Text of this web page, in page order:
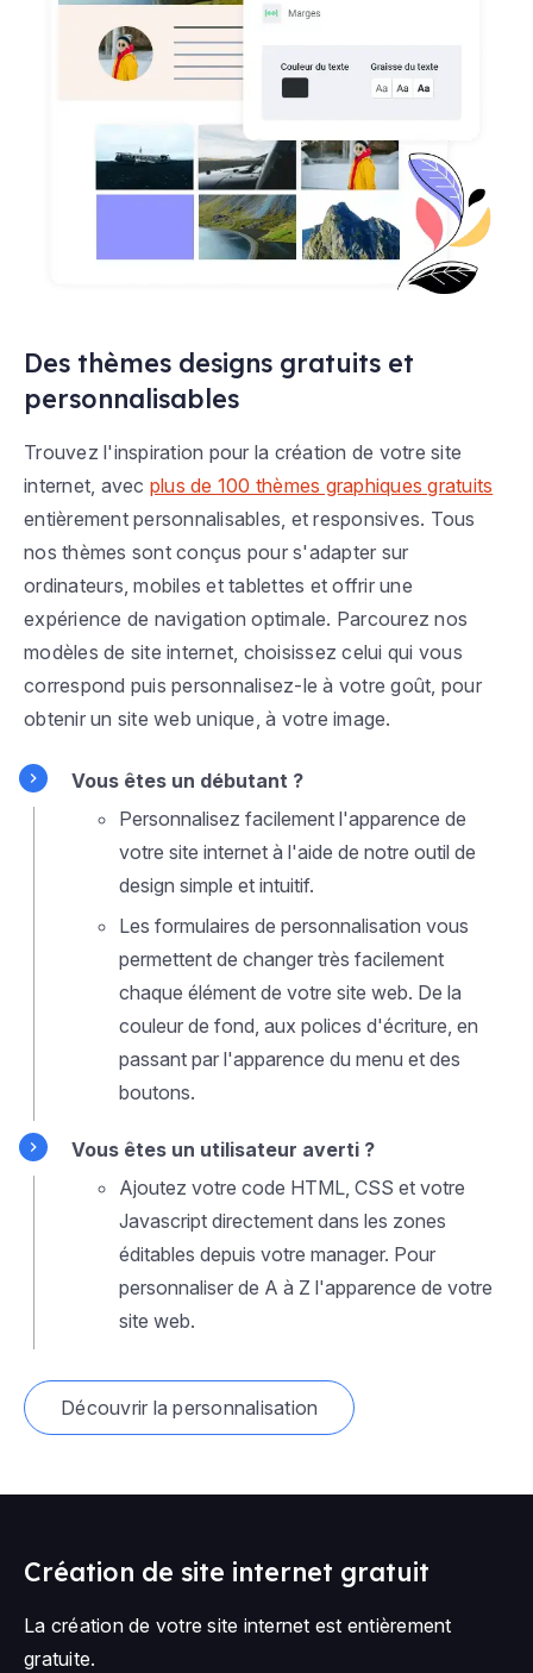
Des thèmes designs gratuits et
personnalisables
Trouvez l'inspiration pour la création de votre site
internet, avec plus de 100 thèmes graphiques gratuits
entièrement personnalisables, et responsives. Tous
nos thèmes sont conçus pour s'adapter sur
ordinateurs, mobiles et tablettes et offrir une
expérience de navigation optimale. Parcourez nos
modèles de site internet, choisissez celui qui vous
correspond puis personnalisez-le à votre goût, pour
obtenir un site web unique, à votre image.
Vous êtes un débutant ?
Personnalisez facilement l'apparence de
votre site internet à l'aide de notre outil de
design simple et intuitif.
Les formulaires de personnalisation vous
permettent de changer très facilement
chaque élément de votre site web. De la
couleur de fond, aux polices d'écriture, en
passant par l'apparence du menu et des
boutons.
Vous êtes un utilisateur averti ?
Ajoutez votre code HTML, CSS et votre
Javascript directement dans les zones
éditables depuis votre manager. Pour
personnaliser de A à Z l'apparence de votre
site web.
Découvrir la personnalisation
Création de site internet gratuit
La création de votre site internet est entièrement
gratuite.